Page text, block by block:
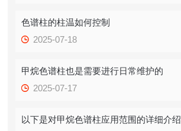
色谱柱的柱温如何控制
2025-07-18
甲烷色谱柱也是需要进行日常维护的
2025-07-17
以下是对甲烷色谱柱应用范围的详细介绍